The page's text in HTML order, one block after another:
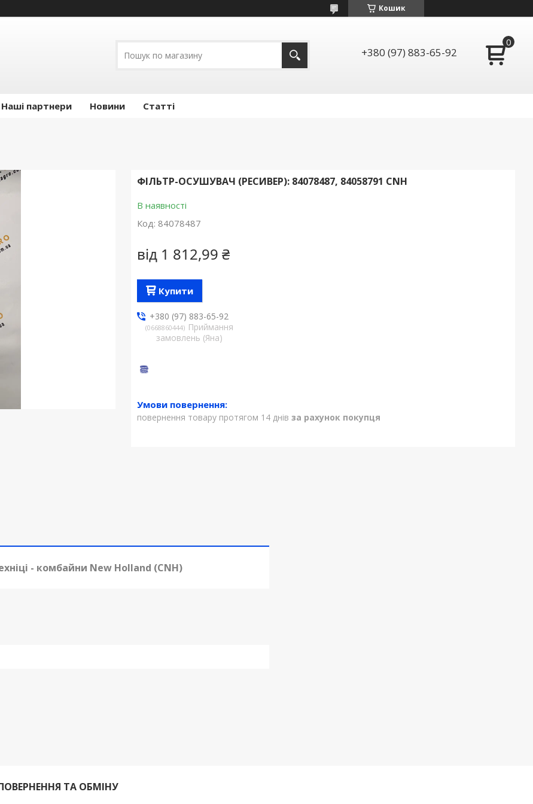
Кошик
+380 (97) 883-65-92
Наші партнери Новини Статті
ФІЛЬТР-ОСУШУВАЧ (РЕСИВЕР): 84078487, 84058791 CNH
В наявності
Код: 84078487
від 1 812,99 ₴
Купити
+380 (97) 883-65-92
0668860444
Приймання
замовлень (Яна)
повернення товару протягом 14 днів за рахунок покупця
- комбайни New Holland (CNH)
ТА ОБМІНУ